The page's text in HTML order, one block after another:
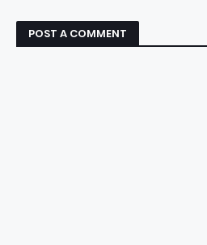
POST A COMMENT